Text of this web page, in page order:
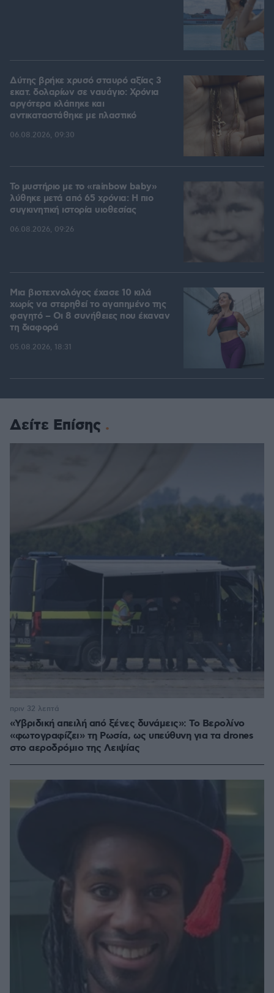
Δύτης βρήκε χρυσό σταυρό αξίας 3
εκατ. δολαρίων σε ναυάγιο: Χρόνια
αργότερα κλάπηκε και
αντικαταστάθηκε με πλαστικό
06.08.2026, 09:30
Το μυστήριο με το «rainbow baby»
λύθηκε μετά από 65 χρόνια: Η πιο
συγκινητική ιστορία υιοθεσίας
06.08.2026, 09:26
Μια βιοτεχνολόγος έχασε 10 κιλά
χωρίς να στερηθεί το αγαπημένο της
φαγητό – Οι 8 συνήθειες που έκαναν
τη διαφορά
05.08.2026, 18:31
Δείτε Επίσης
«Υβριδική απειλή από ξένες δυνάμεις»: Το Βερολίνο
«φωτογραφίζει» τη Ρωσία, ως υπεύθυνη για τα drones
στο αεροδρόμιο της Λειψίας
πριν 32 λεπτά